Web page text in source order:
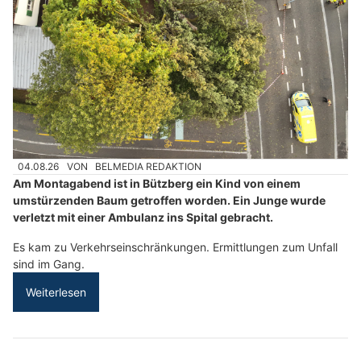
04.08.26 VON BELMEDIA REDAKTION
Am Montagabend ist in Bützberg ein Kind von einem
umstürzenden Baum getroffen worden. Ein Junge wurde
verletzt mit einer Ambulanz ins Spital gebracht.
Es kam zu Verkehrseinschränkungen. Ermittlungen zum Unfall
sind im Gang.
Weiterlesen